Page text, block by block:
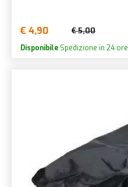
€ 4,90 € 5,00
Disponibile Spedizione in 24 ore